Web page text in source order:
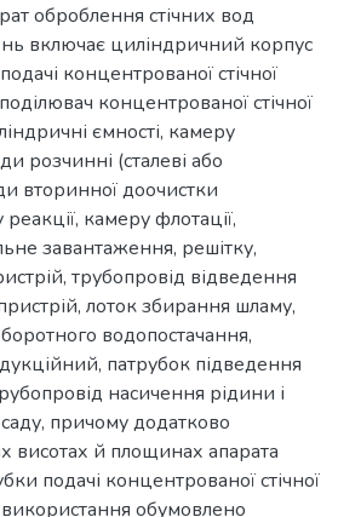
оброблення стічних вод
включає циліндричний корпус
концентрованої стічної
концентрованої стічної
ємності, камеру
розчинні (сталеві або
вторинної доочистки
камеру флотації,
завантаження, решітку,
трубопровід відведення
лоток збирання шламу,
водопостачання,
патрубок підведення
насичення рідини і
причому додатково
висотах й площинах апарата
подачі концентрованої стічної
використання обумовлено